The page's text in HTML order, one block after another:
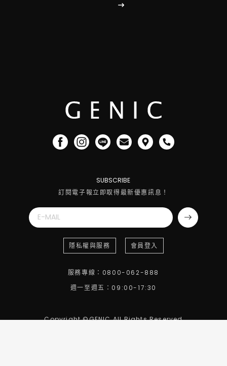
服務專線：0800-062-888
週一至週五：09:00-17:30
SUBSCRIBE
訂閱電子報立即取得最新優惠訊息！
隱私權與服務 會員登入
Copyright ©GENIC All Rights Reserved